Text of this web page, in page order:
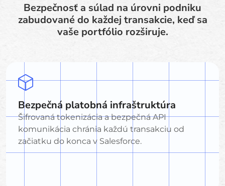
Bezpečnosť a súlad na úrovni podniku
zabudované do každej transakcie, keď sa
vaše portfólio rozširuje.
Bezpečná platobná infraštruktúra
Šifrovaná tokenizácia a bezpečná API
komunikácia chránia každú transakciu od
začiatku do konca v Salesforce.